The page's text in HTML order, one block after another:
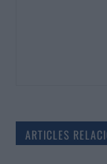
ARTICLES